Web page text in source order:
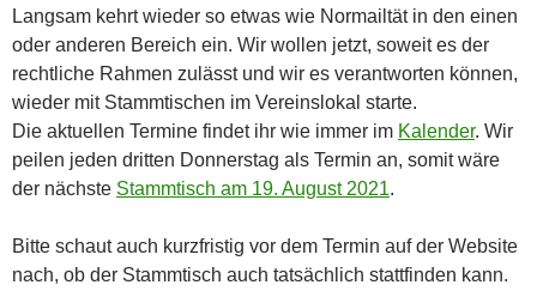
Langsam kehrt wieder so etwas wie Normailtät in den einen
oder anderen Bereich ein. Wir wollen jetzt, soweit es der
rechtliche Rahmen zulässt und wir es verantworten können,
wieder mit Stammtischen im Vereinslokal starte.
Die aktuellen Termine findet ihr wie immer im Kalender. Wir
peilen jeden dritten Donnerstag als Termin an, somit wäre
der nächste Stammtisch am 19. August 2021.
Bitte schaut auch kurzfristig vor dem Termin auf der Website
nach, ob der Stammtisch auch tatsächlich stattfinden kann.